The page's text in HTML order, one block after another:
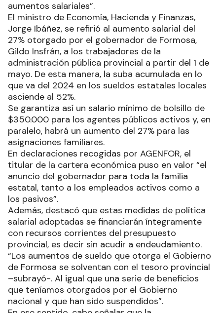
aumentos salariales”.
El ministro de Economía, Hacienda y Finanzas,
Jorge Ibáñez, se refirió al aumento salarial del
27% otorgado por el gobernador de Formosa,
Gildo Insfrán, a los trabajadores de la
administración pública provincial a partir del 1 de
mayo. De esta manera, la suba acumulada en lo
que va del 2024 en los sueldos estatales locales
asciende al 52%.
Se garantiza así un salario mínimo de bolsillo de
$350.000 para los agentes públicos activos y, en
paralelo, habrá un aumento del 27% para las
asignaciones familiares.
En declaraciones recogidas por AGENFOR, el
titular de la cartera económica puso en valor “el
anuncio del gobernador para toda la familia
estatal, tanto a los empleados activos como a
los pasivos”.
Además, destacó que estas medidas de política
salarial adoptadas se financiarán íntegramente
con recursos corrientes del presupuesto
provincial, es decir sin acudir a endeudamiento.
“Los aumentos de sueldo que otorga el Gobierno
de Formosa se solventan con el tesoro provincial
–subrayó-. Al igual que una serie de beneficios
que teníamos otorgados por el Gobierno
nacional y que han sido suspendidos”.